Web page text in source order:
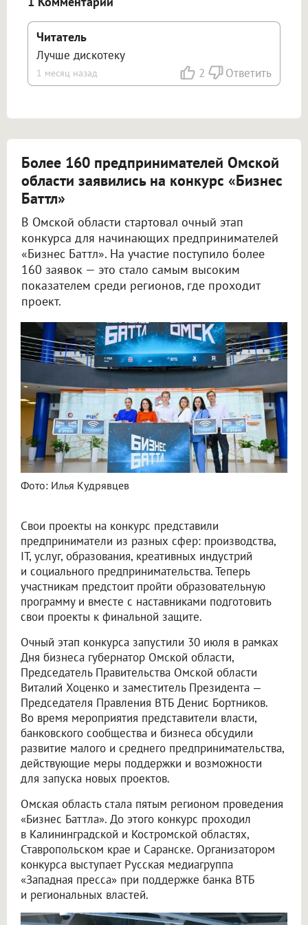
Читатель
Лучше дискотеку
1 месяц назад 2 Ответить
Более 160 предпринимателей Омской
области заявились на конкурс «Бизнес
Баттл»
В Омской области стартовал очный этап
конкурса для начинающих предпринимателей
«Бизнес Баттл». На участие поступило более
160 заявок — это стало самым высоким
показателем среди регионов, где проходит
проект.
Фото: Илья Кудрявцев
Свои проекты на конкурс представили
предприниматели из разных сфер: производства,
IT, услуг, образования, креативных индустрий
и социального предпринимательства. Теперь
участникам предстоит пройти образовательную
программу и вместе с наставниками подготовить
свои проекты к финальной защите.
Очный этап конкурса запустили 30 июля в рамках
Дня бизнеса губернатор Омской области,
Председатель Правительства Омской области
Виталий Хоценко и заместитель Президента —
Председателя Правления ВТБ Денис Бортников.
Во время мероприятия представители власти,
банковского сообщества и бизнеса обсудили
развитие малого и среднего предпринимательства,
действующие меры поддержки и возможности
для запуска новых проектов.
Омская область стала пятым регионом проведения
«Бизнес Баттла». До этого конкурс проходил
в Калининградской и Костромской областях,
Ставропольском крае и Саранске. Организатором
конкурса выступает Русская медиагруппа
«Западная пресса» при поддержке банка ВТБ
и региональных властей.